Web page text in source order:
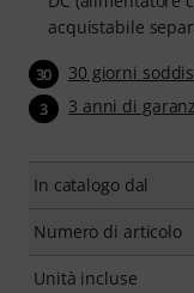
acquistabile
30 30 giorni
3 3 anni di
In catalogo dal
Numero di articolo
Unità incluse